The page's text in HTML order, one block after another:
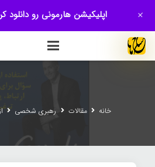
خانه مقالات رهبری شخصی
اپلیکیشن هارمونی رو دانلود +